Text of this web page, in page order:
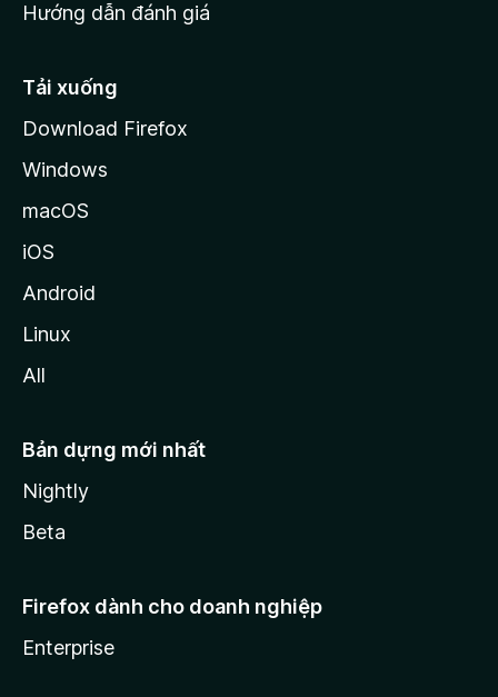
i
l
Hướng dẫn đánh giá
Tải xuống
Download Firefox
Windows
macOS
iOS
Android
Linux
All
Bản dựng mới nhất
Nightly
Beta
Firefox dành cho doanh nghiệp
Enterprise